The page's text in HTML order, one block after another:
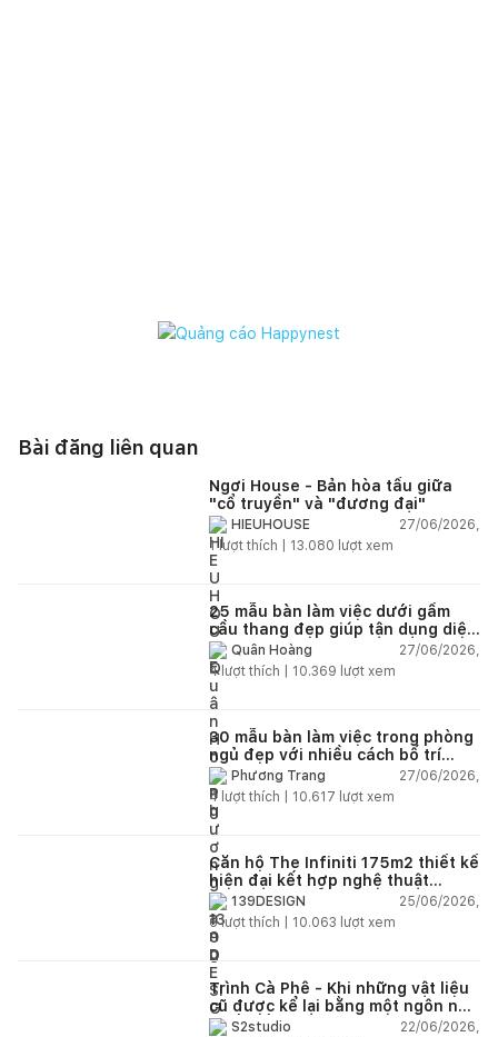
Bài đăng liên quan
Ngơi House - Bản hòa tấu giữa
"cổ truyền" và "đương đại"
HIEUHOUSE
27/06/2026,
1lượt thích | 13.080 lượt xem
25 mẫu bàn làm việc dưới gầm
cầu thang đẹp giúp tận dụng diện
tích tưởng chừng bị bỏ quên
Quân Hoàng
27/06/2026,
4lượt thích | 10.369 lượt xem
30 mẫu bàn làm việc trong phòng
ngủ đẹp với nhiều cách bố trí
thông minh cho mọi diện tích
Phương Trang
27/06/2026,
4 lượt thích | 10.617 lượt xem
Căn hộ The Infiniti 175m2 thiết kế
hiện đại kết hợp nghệ thuật
Modern Art đầy cảm xúc
139DESIGN
25/06/2026,
6lượt thích | 10.063 lượt xem
Trình Cà Phê - Khi những vật liệu
cũ được kể lại bằng một ngôn ngữ
thiết kế mới
S2studio
22/06/2026,